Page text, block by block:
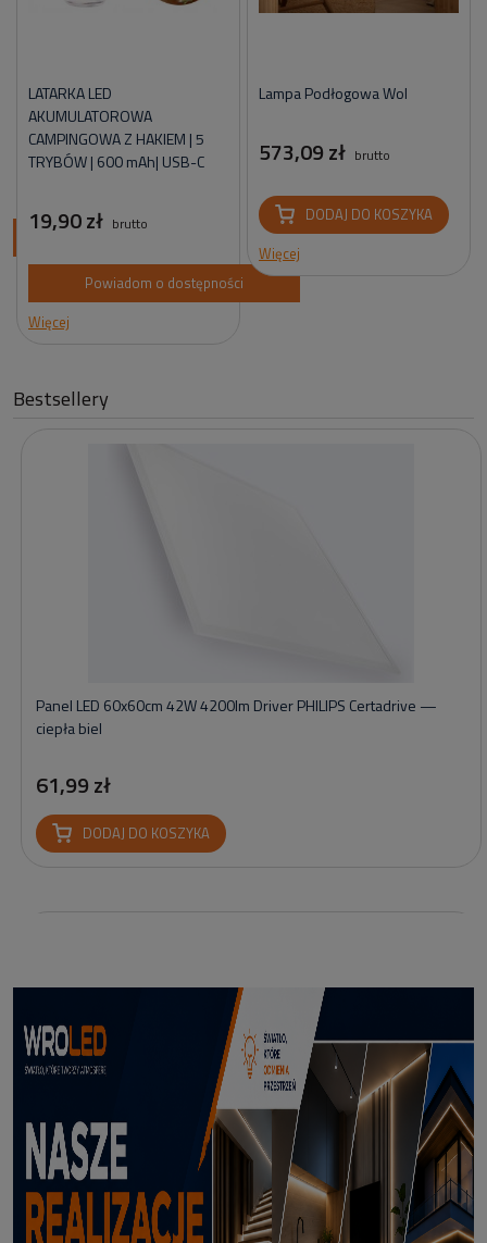
LATARKA LED
AKUMULATOROWA
CAMPINGOWA Z HAKIEM | 5
TRYBÓW | 600 mAh| USB-C
19,90 zł brutto
Powiadom o dostępności
Więcej
Lampa Podłogowa Wol
573,09 zł brutto
DODAJ DO KOSZYKA
Więcej
Bestsellery
Panel LED 60x60cm 42W 4200lm Driver PHILIPS Certadrive —
ciepła biel
61,99 zł
DODAJ DO KOSZYKA
Profil led podtynkowy GK18-3 czarny 3m